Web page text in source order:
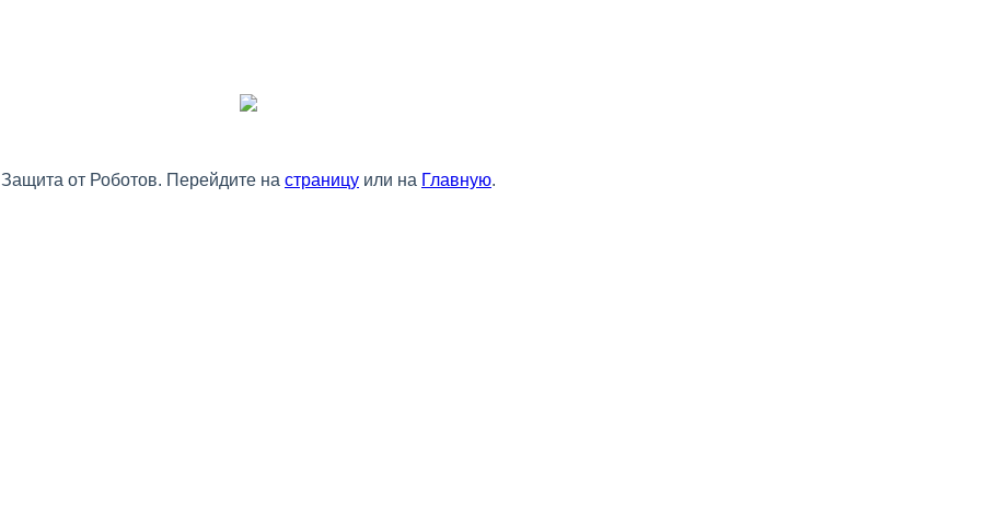
Защита от Роботов. Перейдите на страницу или на Главную.